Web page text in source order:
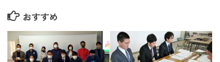
おすすめ